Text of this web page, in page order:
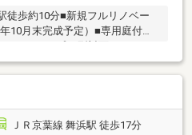
徒歩約10分■新規フルリノベー
10月末完成予定）■専用庭付き
り）～◆新規リノベーション工
成予定）◆～〇キッチン交換
ッチン）〇浴室交換〇洗面化
〇フローリング貼り替え〇全室
交換〇給湯器交換〇スイッチ・
ＪＲ京葉線 舞浜駅 徒歩17分